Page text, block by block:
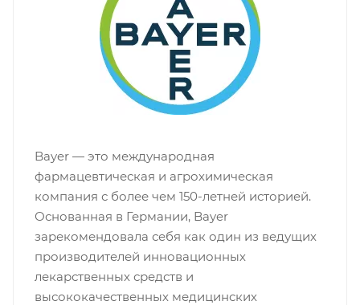
Bayer — это международная
фармацевтическая и агрохимическая
компания с более чем 150-летней историей.
Основанная в Германии, Bayer
зарекомендовала себя как один из ведущих
производителей инновационных
лекарственных средств и
высококачественных медицинских